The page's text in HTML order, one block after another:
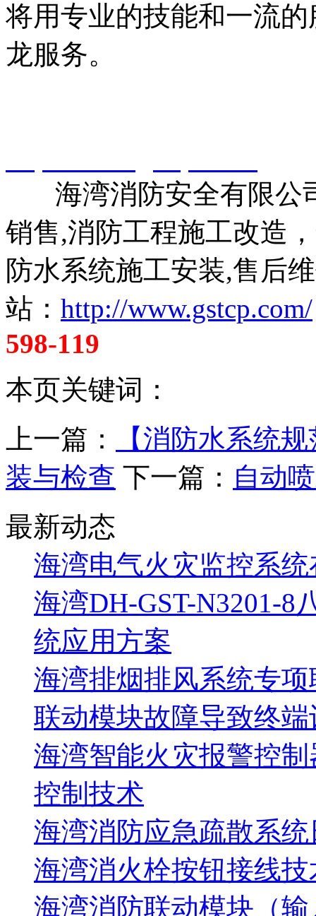
将用专业的技能和一流
龙服务。
海湾消防安全有限公
销售,消防工程施工改造
防水系统施工安装,售后
站： http://www.gstcp.com/
598-119
本页关键词：
上一篇：
【消防水系统
装与检查 下一篇： 自动
最新动态
海湾电气火灾监控系
海湾DH-GST-N3201-8
统应用方案
海湾排烟排风系统专
联动模块故障导致终
海湾智能火灾报警控
控制技术
海湾消防应急疏散系
海湾消火栓按钮接线
海湾消防联动模块（